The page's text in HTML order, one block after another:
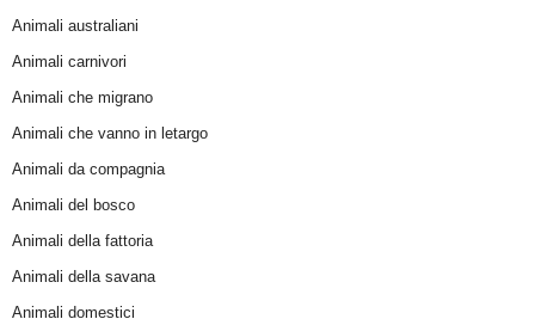
Animali australiani
Animali carnivori
Animali che migrano
Animali che vanno in letargo
Animali da compagnia
Animali del bosco
Animali della fattoria
Animali della savana
Animali domestici